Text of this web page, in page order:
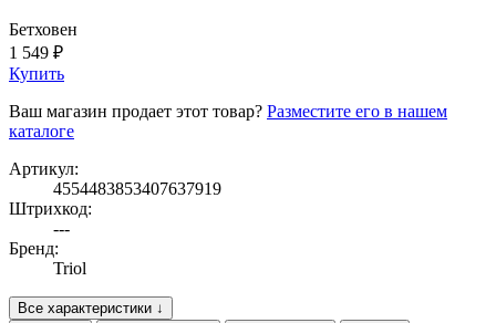
Бетховен
1 549 ₽
Купить
Ваш магазин продает этот товар? Разместите его в нашем
каталоге
Артикул:
4554483853407637919
Штрихкод:
---
Бренд:
Triol
Все характеристики ↓